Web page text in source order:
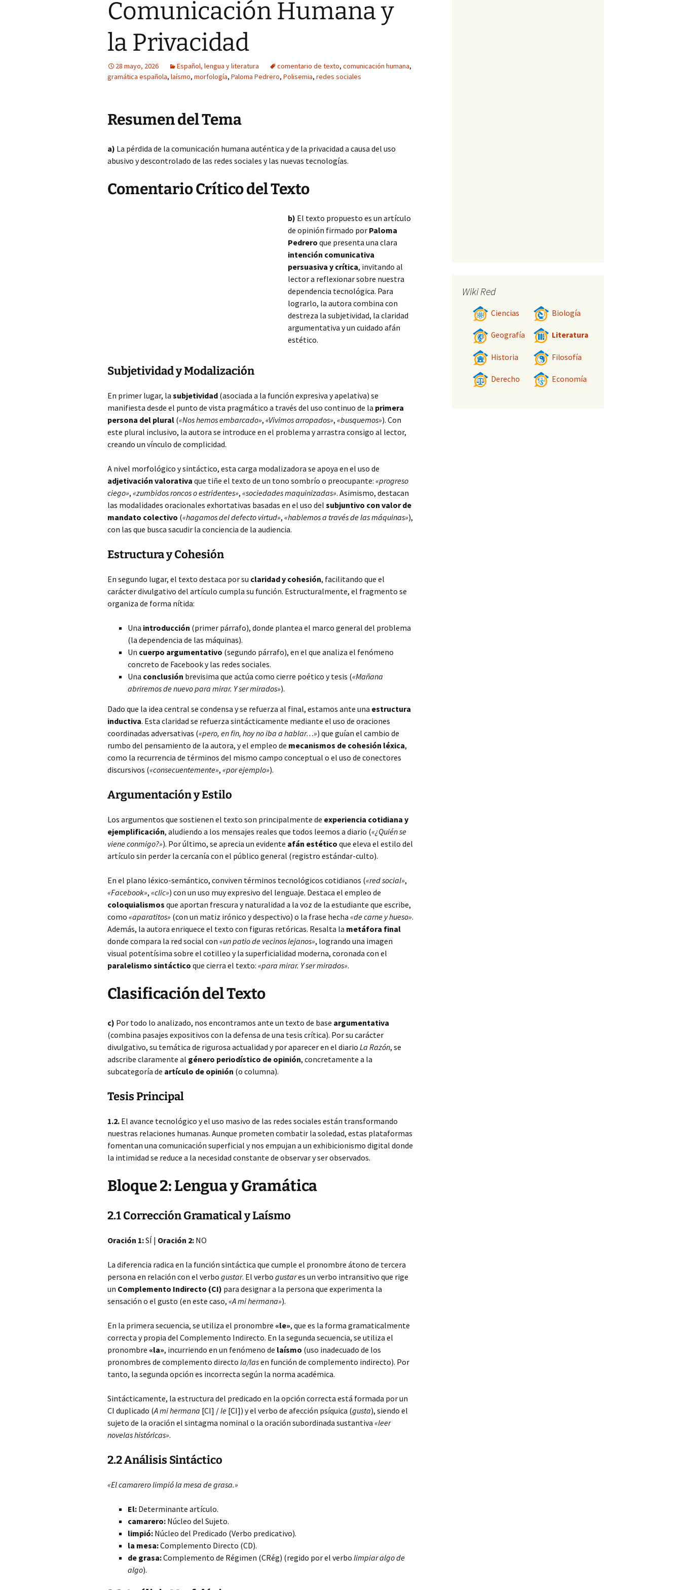
Comunicación Humana y
la Privacidad
28 mayo, 2026 Español, lengua y literatura comentario de texto, comunicación humana,
gramática española, laísmo, morfología, Paloma Pedrero, Polisemia, redes sociales
Resumen del Tema
a) La pérdida de la comunicación humana auténtica y de la privacidad a causa del uso
abusivo y descontrolado de las redes sociales y las nuevas tecnologías.
Comentario Crítico del Texto
b) El texto propuesto es un artículo
de opinión firmado por Paloma
Pedrero que presenta una clara
intención comunicativa
persuasiva y crítica, invitando al
lector a reflexionar sobre nuestra
dependencia tecnológica. Para
lograrlo, la autora combina con
destreza la subjetividad, la claridad
argumentativa y un cuidado afán
estético.
Subjetividad y Modalización
En primer lugar, la subjetividad (asociada a la función expresiva y apelativa) se
manifiesta desde el punto de vista pragmático a través del uso continuo de la primera
persona del plural («Nos hemos embarcado», «Vivimos arropados», «busquemos»). Con
este plural inclusivo, la autora se introduce en el problema y arrastra consigo al lector,
creando un vínculo de complicidad.
A nivel morfológico y sintáctico, esta carga modalizadora se apoya en el uso de
adjetivación valorativa que tiñe el texto de un tono sombrío o preocupante: «progreso
ciego», «zumbidos roncos o estridentes», «sociedades maquinizadas». Asimismo, destacan
las modalidades oracionales exhortativas basadas en el uso del subjuntivo con valor de
mandato colectivo («hagamos del defecto virtud», «hablemos a través de las máquinas»),
con las que busca sacudir la conciencia de la audiencia.
Estructura y Cohesión
En segundo lugar, el texto destaca por su claridad y cohesión, facilitando que el
carácter divulgativo del artículo cumpla su función. Estructuralmente, el fragmento se
organiza de forma nítida:
Una introducción (primer párrafo), donde plantea el marco general del problema
(la dependencia de las máquinas).
Un cuerpo argumentativo (segundo párrafo), en el que analiza el fenómeno
concreto de Facebook y las redes sociales.
Una conclusión brevisima que actúa como cierre poético y tesis («Mañana
abriremos de nuevo para mirar. Y ser mirados»).
Dado que la idea central se condensa y se refuerza al final, estamos ante una estructura
inductiva. Esta claridad se refuerza sintácticamente mediante el uso de oraciones
coordinadas adversativas («pero, en fin, hoy no iba a hablar…») que guían el cambio de
rumbo del pensamiento de la autora, y el empleo de mecanismos de cohesión léxica,
como la recurrencia de términos del mismo campo conceptual o el uso de conectores
discursivos («consecuentemente», «por ejemplo»).
Argumentación y Estilo
Los argumentos que sostienen el texto son principalmente de experiencia cotidiana y
ejemplificación, aludiendo a los mensajes reales que todos leemos a diario («¿Quién se
viene conmigo?»). Por último, se aprecia un evidente afán estético que eleva el estilo del
artículo sin perder la cercanía con el público general (registro estándar-culto).
En el plano léxico-semántico, conviven términos tecnológicos cotidianos («red social»,
«Facebook», «clic») con un uso muy expresivo del lenguaje. Destaca el empleo de
coloquialismos que aportan frescura y naturalidad a la voz de la estudiante que escribe,
como «aparatitos» (con un matiz irónico y despectivo) o la frase hecha «de carne y hueso».
Además, la autora enriquece el texto con figuras retóricas. Resalta la metáfora final
donde compara la red social con «un patio de vecinos lejanos», logrando una imagen
visual potentísima sobre el cotilleo y la superficialidad moderna, coronada con el
paralelismo sintáctico que cierra el texto: «para mirar. Y ser mirados».
Clasificación del Texto
c) Por todo lo analizado, nos encontramos ante un texto de base argumentativa
(combina pasajes expositivos con la defensa de una tesis crítica). Por su carácter
divulgativo, su temática de rigurosa actualidad y por aparecer en el diario La Razón, se
adscribe claramente al género periodístico de opinión, concretamente a la
subcategoría de artículo de opinión (o columna).
Tesis Principal
1.2. El avance tecnológico y el uso masivo de las redes sociales están transformando
nuestras relaciones humanas. Aunque prometen combatir la soledad, estas plataformas
fomentan una comunicación superficial y nos empujan a un exhibicionismo digital donde
la intimidad se reduce a la necesidad constante de observar y ser observados.
Bloque 2: Lengua y Gramática
2.1 Corrección Gramatical y Laísmo
Oración 1:SÍ | Oración 2: NO
La diferencia radica en la función sintáctica que cumple el pronombre átono de tercera
persona en relación con el verbo gustar. El verbo gustares un verbo intransitivo que rige
un Complemento Indirecto (CI) para designar a la persona que experimenta la
sensación o el gusto (en este caso, «A mi hermana»).
En la primera secuencia, se utiliza el pronombre «le», que es la forma gramaticalmente
correcta y propia del Complemento Indirecto. En la segunda secuencia, se utiliza el
pronombre «la», incurriendo en un fenómeno de laísmo (uso inadecuado de los
pronombres de complemento directo la/lasen función de complemento indirecto). Por
tanto, la segunda opción es incorrecta según la norma académica.
Sintácticamente, la estructura del predicado en la opción correcta está formada por un
CI duplicado (A mi hermana [CI] /le [CI]) y el verbo de afección psíquica (gusta), siendo el
sujeto de la oración el sintagma nominal o la oración subordinada sustantiva «leer
novelas históricas».
2.2 Análisis Sintáctico
«El camarero limpió la mesa de grasa.»
El: Determinante artículo.
camarero: Núcleo del Sujeto.
limpió: Núcleo del Predicado (Verbo predicativo).
la mesa:Complemento Directo (CD).
de grasa:Complemento de Régimen (CRég) (regido por el verbo limpiar algo de
algo).
Wiki Red
Ciencias Biología
Geografía Literatura
Historia Filosofía
Derecho Economía